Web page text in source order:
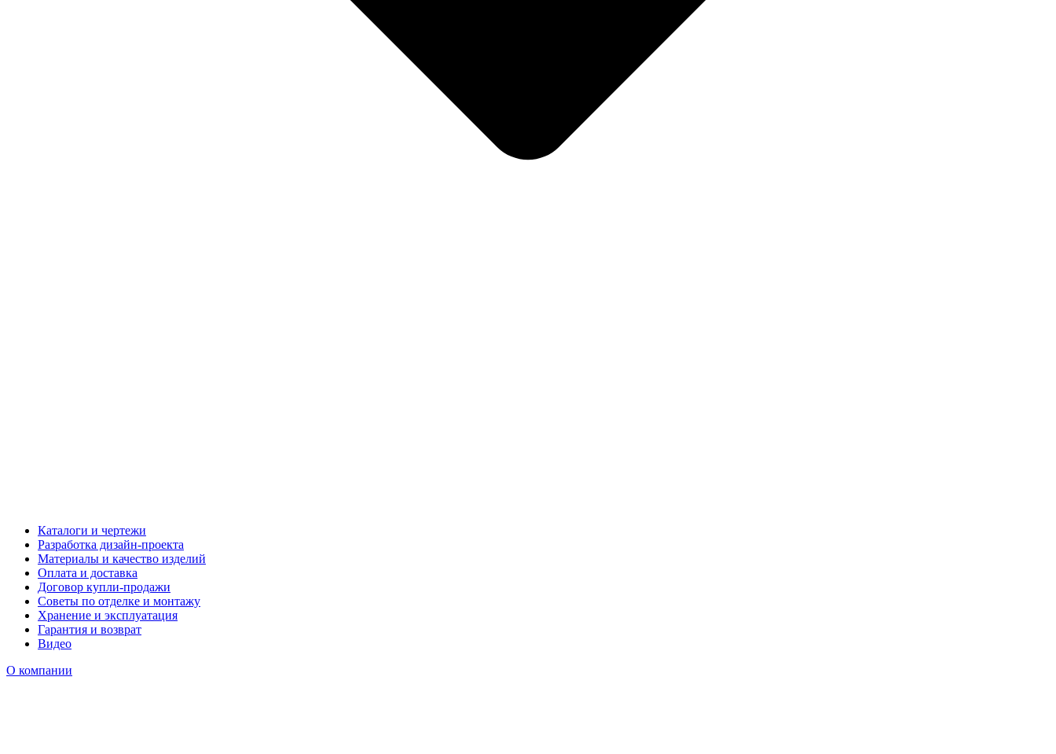
Каталоги и чертежи
Разработка дизайн-проекта
Материалы и качество изделий
Оплата и доставка
Договор купли-продажи
Советы по отделке и монтажу
Хранение и эксплуатация
Гарантия и возврат
Видео
О компании